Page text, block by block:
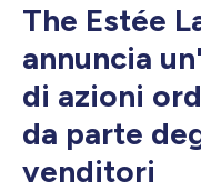
The Estée
annuncia
di azioni
da parte
venditori